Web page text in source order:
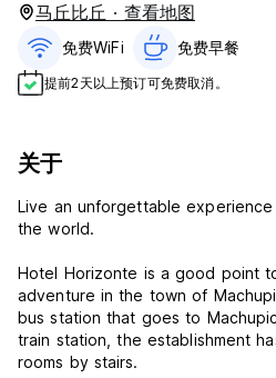
马丘比丘 · 查看地图
免费WiFi 免费早餐‎
提前2天以上预订可免费取消。
关于
Live an unforgettable
the world.
Hotel Horizonte is a good point
adventure in the town of
bus station that goes to
train station, the establishment
rooms by stairs.